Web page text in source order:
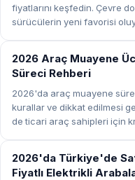
fiyatlarını keşfedin. Çevre
sürücülerin yeni favorisi
REHBER
2026 Araç Muayene
Süreci Rehberi
2026'da araç muayene
kurallar ve dikkat edilmesi
de ticari araç sahipleri için
REHBER
2026'da Türkiye'de
Fiyatlı Elektrikli